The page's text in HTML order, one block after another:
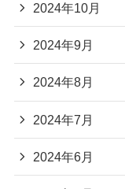
2024年10月
2024年9月
2024年8月
2024年7月
2024年6月